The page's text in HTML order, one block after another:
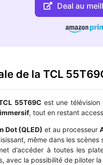
Deal au
de la TCL
55T69C est une télévision
, tout en restant
Dot (QLED) et au processeur
même dans les scènes
d’accéder à toutes les
avec la possibilité de piloter